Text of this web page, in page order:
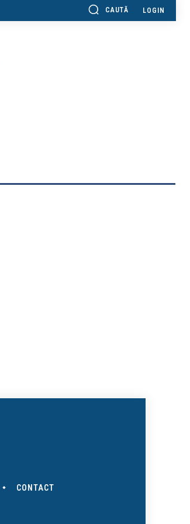
CAUTĂ LOGIN
CONTACT